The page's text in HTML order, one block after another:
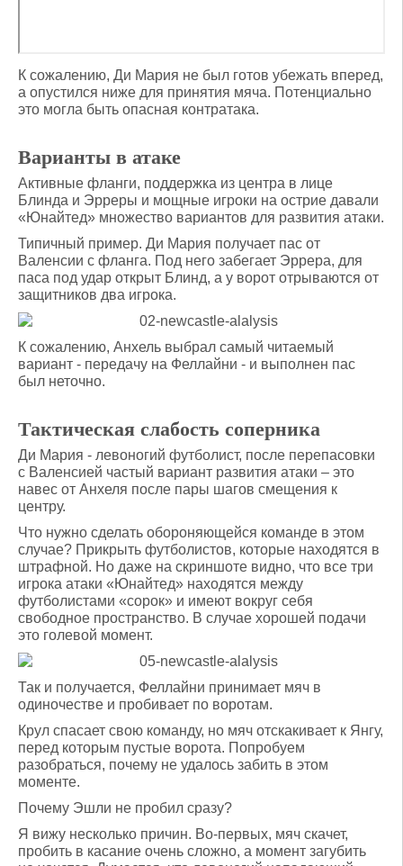
К сожалению, Ди Мария не был готов убежать вперед,
а опустился ниже для принятия мяча. Потенциально
это могла быть опасная контратака.
Варианты в атаке
Активные фланги, поддержка из центра в лице
Блинда и Эрреры и мощные игроки на острие давали
«Юнайтед» множество вариантов для развития атаки.
Типичный пример. Ди Мария получает пас от
Валенсии с фланга. Под него забегает Эррера, для
паса под удар открыт Блинд, а у ворот отрываются от
защитников два игрока.
К сожалению, Анхель выбрал самый читаемый
вариант - передачу на Феллайни - и выполнен пас
был неточно.
Тактическая слабость соперника
Ди Мария - левоногий футболист, после перепасовки
с Валенсией частый вариант развития атаки – это
навес от Анхеля после пары шагов смещения к
центру.
Что нужно сделать обороняющейся команде в этом
случае? Прикрыть футболистов, которые находятся в
штрафной. Но даже на скриншоте видно, что все три
игрока атаки «Юнайтед» находятся между
футболистами «сорок» и имеют вокруг себя
свободное пространство. В случае хорошей подачи
это голевой момент.
Так и получается, Феллайни принимает мяч в
одиночестве и пробивает по воротам.
Крул спасает свою команду, но мяч отскакивает к Янгу,
перед которым пустые ворота. Попробуем
разобраться, почему не удалось забить в этом
моменте.
Почему Эшли не пробил сразу?
Я вижу несколько причин. Во-первых, мяч скачет,
пробить в касание очень сложно, а момент загубить